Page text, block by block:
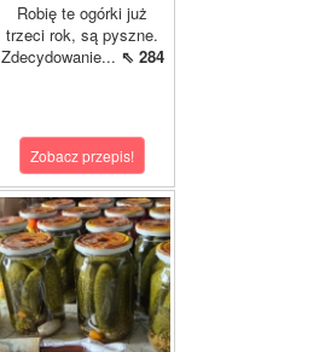
Robię te ogórki już
trzeci rok, są pyszne.
Zdecydowanie... ⇖ 284
Zobacz przepis!